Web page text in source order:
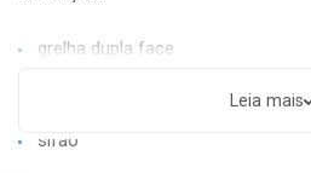
grelha dupla face
sifão
Leia mais